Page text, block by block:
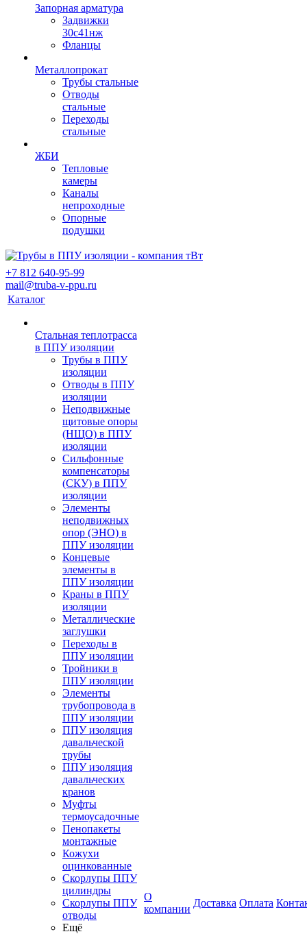
Запорная арматура
Задвижки
30с41нж
Фланцы
Металлопрокат
Трубы стальные
Отводы
стальные
Переходы
стальные
ЖБИ
Тепловые
камеры
Каналы
непроходные
Опорные
подушки
+7 812 640-95-99
mail@truba-v-ppu.ru
Каталог
Стальная теплотрасса
в ППУ изоляции
Трубы в ППУ
изоляции
Отводы в ППУ
изоляции
Неподвижные
щитовые опоры
(НЩО) в ППУ
изоляции
Cильфонные
компенсаторы
(СКУ) в ППУ
изоляции
Элементы
неподвижных
опор (ЭНО) в
ППУ изоляции
Концевые
элементы в
ППУ изоляции
Краны в ППУ
изоляции
Металлические
заглушки
Переходы в
ППУ изоляции
Тройники в
ППУ изоляции
Элементы
трубопровода в
ППУ изоляции
ППУ изоляция
давальческой
трубы
ППУ изоляция
давальческих
кранов
Муфты
термоусадочные
Пенопакеты
монтажные
Кожухи
оцинкованные
Скорлупы ППУ
цилиндры
Скорлупы ППУ
отводы
Ещё
О
компании
Доставка Оплата